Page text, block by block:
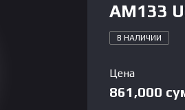
AM133
В НАЛИЧИИ
Цена
861,000